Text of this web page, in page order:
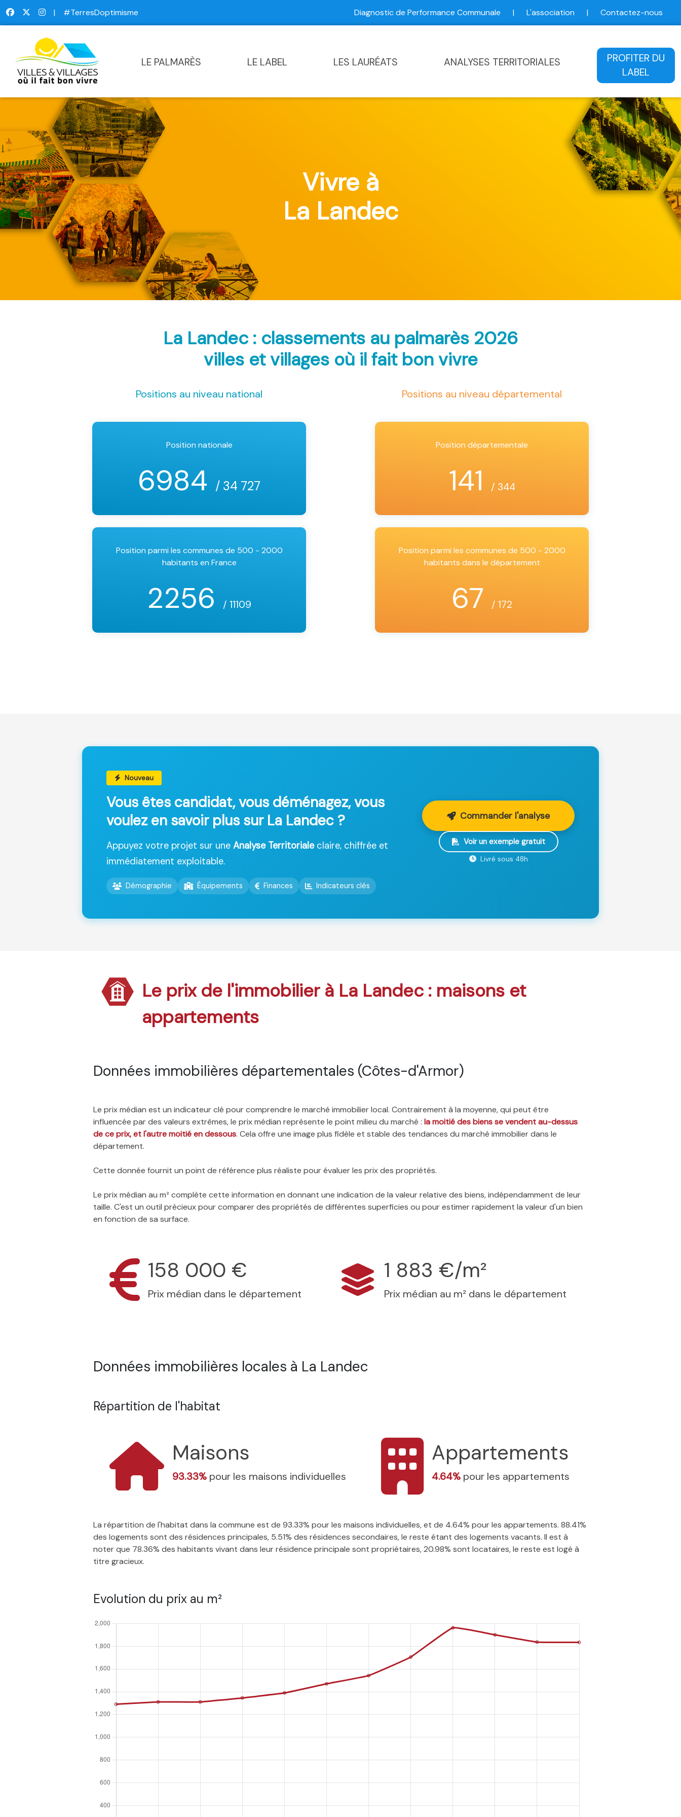
| #TerresDoptimisme Diagnostic de Performance Communale | L'association | Contactez-nous
LE PALMARÈS LE LABEL LES LAURÉATS ANALYSES TERRITORIALES
PROFITER DU
LABEL
Vivre à
La Landec
La Landec : classements au palmarès 2026
villes et villages où il fait bon vivre
Positions au niveau national
Position nationale
6984 / 34 727
Position parmi les communes de 500 - 2000
habitants en France
2256 / 11109
Positions au niveau départemental
Position départementale
141 / 344
Position parmi les communes de 500 - 2000
habitants dans le département
67 / 172
Nouveau
Vous êtes candidat, vous déménagez, vous
voulez en savoir plus sur La Landec ?
Appuyez votre projet sur une Analyse Territorialeclaire, chiffrée et
immédiatement exploitable.
Démographie Équipements Finances Indicateurs clés
Commander l'analyse
Voir un exemple gratuit
Livré sous 48h
Le prix de l'immobilier à La Landec : maisons et
appartements
Données immobilières départementales (Côtes-d'Armor)
Le prix médian est un indicateur clé pour comprendre le marché immobilier local. Contrairement à la moyenne, qui peut être
influencée par des valeurs extrêmes, le prix médian représente le point milieu du marché : la moitié des biens se vendent au-dessus
de ce prix, et l'autre moitié en dessous. Cela offre une image plus fidèle et stable des tendances du marché immobilier dans le
département.
Cette donnée fournit un point de référence plus réaliste pour évaluer les prix des propriétés.
Le prix médian au m² complète cette information en donnant une indication de la valeur relative des biens, indépendamment de leur
taille. C'est un outil précieux pour comparer des propriétés de différentes superficies ou pour estimer rapidement la valeur d'un bien
en fonction de sa surface.
158 000 €
Prix médian dans le département
1 883 €/m²
Prix médian au m² dans le département
Données immobilières locales à La Landec
Répartition de l'habitat
Maisons
93.33% pour les maisons individuelles
Appartements
4.64% pour les appartements
La répartition de l'habitat dans la commune est de 93.33% pour les maisons individuelles, et de 4.64% pour les appartements. 88.41%
des logements sont des résidences principales, 5.51% des résidences secondaires, le reste étant des logements vacants. Il est à
noter que 78.36% des habitants vivant dans leur résidence principale sont propriétaires, 20.98% sont locataires, le reste est logé à
titre gracieux.
Evolution du prix au m²